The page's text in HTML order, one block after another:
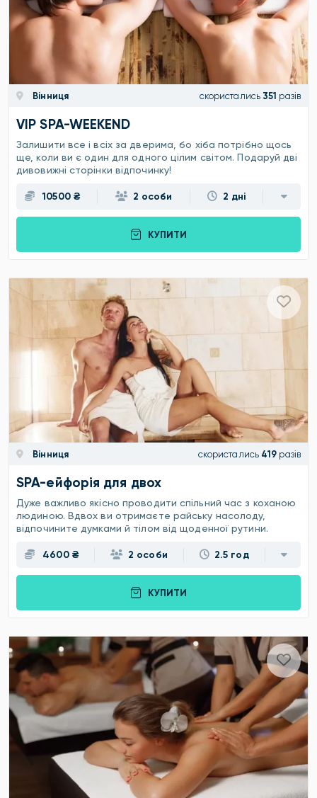
Вінниця скористались 351 разів
VIP SPA-WEEKEND
Залишити все і всіх за дверима, бо хіба потрібно щось
ще, коли ви є один для одного цілим світом. Подаруй дві
дивовижні сторінки відпочинку!
10500 ₴ 2 особи 2 дні
КУПИТИ
Вінниця скористались 419 разів
SPA-ейфорія для двох
Дуже важливо якісно проводити спільний час з коханою
людиною. Вдвох ви отримаєте райську насолоду,
відпочините думками й тілом від щоденної рутини.
4600 ₴ 2 особи 2.5 год
КУПИТИ